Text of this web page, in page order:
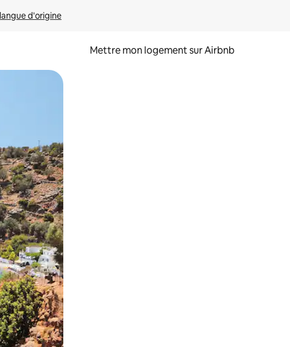
d'origine
Mettre mon logement sur Airbnb
faisant glisser.